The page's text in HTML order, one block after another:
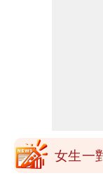
痛罵
白海
「洗腦
女生一